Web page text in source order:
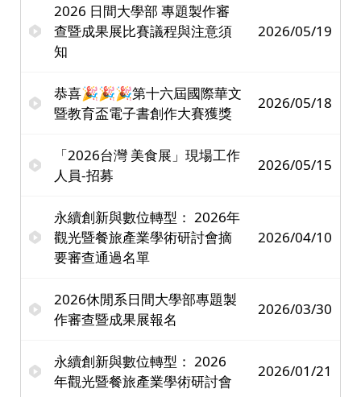
2026 日間大學部 專題製作審
查暨成果展比賽議程與注意須
知
2026/05/19
恭喜🎉🎉🎉第十六屆國際華文
暨教育盃電子書創作大賽獲獎
2026/05/18
「2026台灣 美食展」現場工作
人員-招募
2026/05/15
永續創新與數位轉型： 2026年
觀光暨餐旅產業學術研討會摘
要審查通過名單
2026/04/10
2026休閒系日間大學部專題製
作審查暨成果展報名
2026/03/30
永續創新與數位轉型： 2026
年觀光暨餐旅產業學術研討會
2026/01/21